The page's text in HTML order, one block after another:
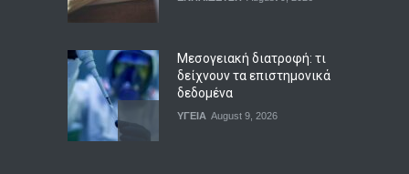
Μεσογειακή διατροφή: τι
δείχνουν τα επιστημονικά
δεδομένα
ΥΓΕΙΑ August 9, 2026